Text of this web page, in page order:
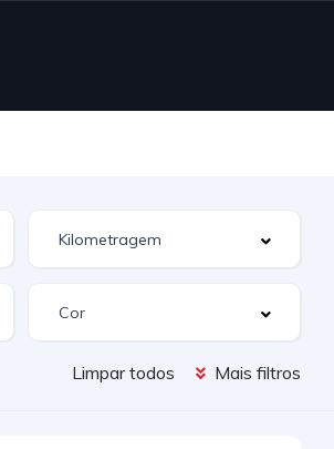
Limpar todos Mais filtros